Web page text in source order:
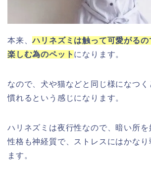
本来、ハリネズミは触って可愛がるの
楽しむ為のペット になります。
なので、犬や猫などと同じ様になつく
慣れるという感じになります。
ハリネズミは夜行性なので、暗い所を
性格も神経質で、ストレスにはかなり
ます。